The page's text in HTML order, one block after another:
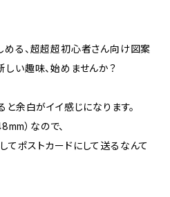
める、超超超初心者さん向け図案
い趣味、始めませんか？
余白がイイ感じになります。
）なので、
てポストカードにして送るなんて